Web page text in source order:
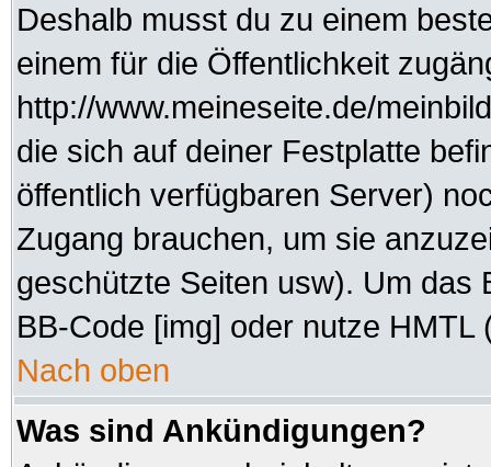
Deshalb musst du zu einem
einem für die Öffentlichkeit
http://www.meineseite.de/
die sich auf deiner Festplatte
öffentlich verfügbaren Server)
Zugang brauchen, um sie
geschützte Seiten usw). Um das
BB-Code [img] oder nutze HMTL
Nach oben
Was sind Ankündigungen?